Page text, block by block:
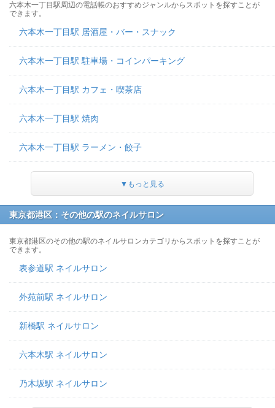
六本木一丁目駅周辺の電話帳のおすすめジャンルからスポットを探すことが
できます。
六本木一丁目駅 居酒屋・バー・スナック
六本木一丁目駅 駐車場・コインパーキング
六本木一丁目駅 カフェ・喫茶店
六本木一丁目駅 焼肉
六本木一丁目駅 ラーメン・餃子
▼もっと見る
東京都港区：その他の駅のネイルサロン
東京都港区のその他の駅のネイルサロンカテゴリからスポットを探すことが
できます。
表参道駅 ネイルサロン
外苑前駅 ネイルサロン
新橋駅 ネイルサロン
六本木駅 ネイルサロン
乃木坂駅 ネイルサロン